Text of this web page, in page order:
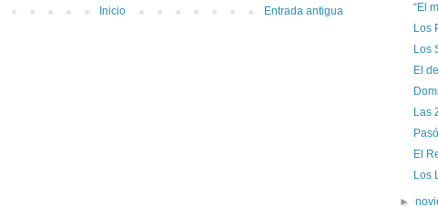
Entrada antigua
Inicio
“El
Los
Los
El
Las
El
Los
►